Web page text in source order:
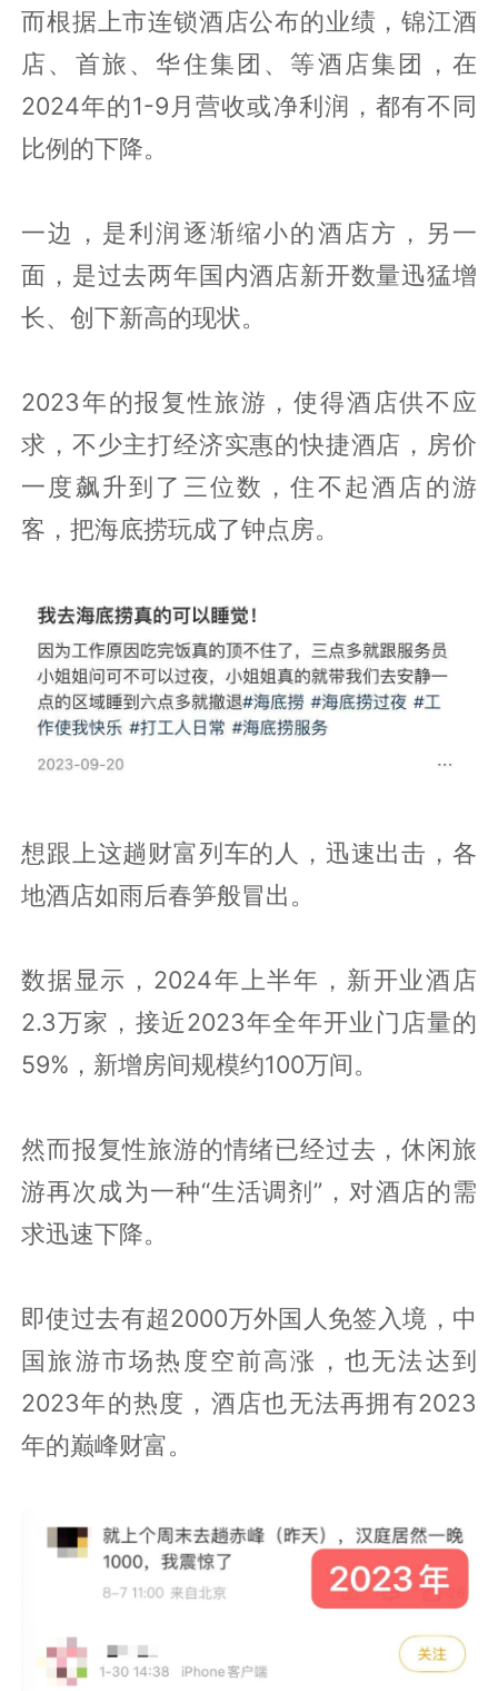
而根据上市连锁酒店公布的业绩，锦江酒
店、首旅、华住集团、等酒店集团，在
2024年的1-9月营收或净利润，都有不同
比例的下降。
一边，是利润逐渐缩小的酒店方，另一
面，是过去两年国内酒店新开数量迅猛增
长、创下新高的现状。
2023年的报复性旅游，使得酒店供不应
求，不少主打经济实惠的快捷酒店，房价
一度飙升到了三位数，住不起酒店的游
客，把海底捞玩成了钟点房。
想跟上这趟财富列车的人，迅速出击，各
地酒店如雨后春笋般冒出。
数据显示，2024年上半年，新开业酒店
2.3万家，接近2023年全年开业门店量的
59%，新增房间规模约100万间。
然而报复性旅游的情绪已经过去，休闲旅
游再次成为一种“生活调剂”，对酒店的需
求迅速下降。
即使过去有超2000万外国人免签入境，中
国旅游市场热度空前高涨，也无法达到
2023年的热度，酒店也无法再拥有2023
年的巅峰财富。